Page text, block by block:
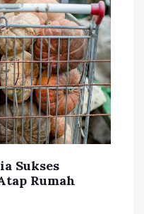
Sukses
Rumah